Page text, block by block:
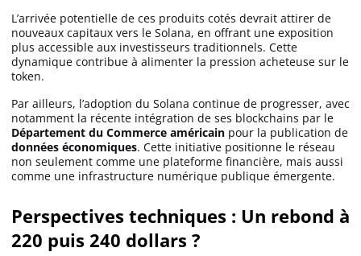
L’arrivée potentielle de ces produits cotés devrait attirer de
nouveaux capitaux vers le Solana, en offrant une exposition
plus accessible aux investisseurs traditionnels. Cette
dynamique contribue à alimenter la pression acheteuse sur le
token.
Par ailleurs, l’adoption du Solana continue de progresser, avec
notamment la récente intégration de ses blockchains par le
Département du Commerce américain pour la publication de
données économiques. Cette initiative positionne le réseau
non seulement comme une plateforme financière, mais aussi
comme une infrastructure numérique publique émergente.
Perspectives techniques : Un rebond à
220 puis 240 dollars ?